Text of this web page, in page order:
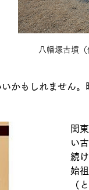
八幡塚古墳
かもしれません
関
い
続
始
（